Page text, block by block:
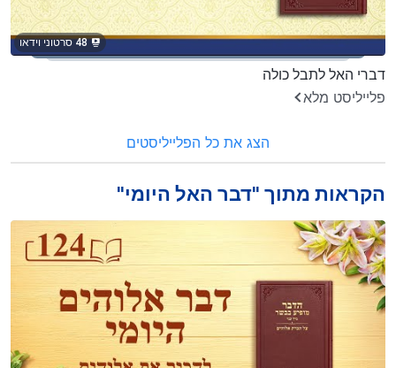
48 סרטוני וידאו
דברי האל לתבל כולה
פלייליסט מלא
הצג את כל הפלייליסטים
הקראות מתוך "דבר האל היומי"